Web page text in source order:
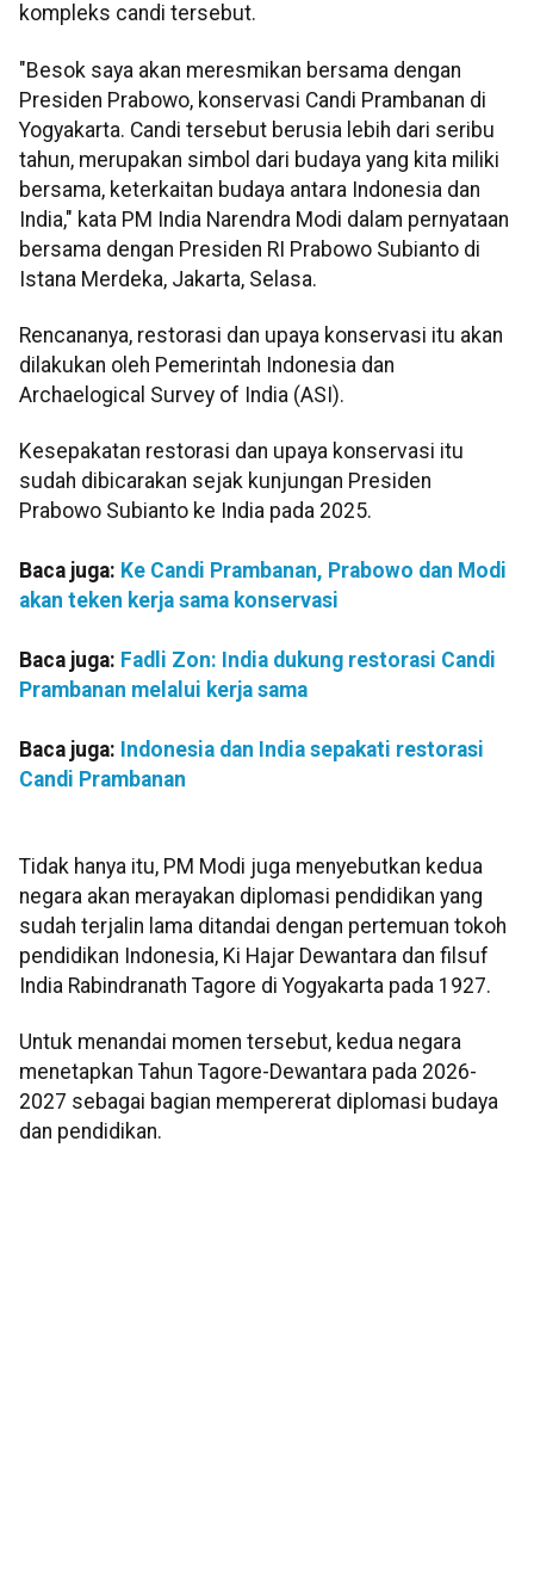
kompleks candi tersebut.
"Besok saya akan meresmikan bersama dengan
Presiden Prabowo, konservasi Candi Prambanan di
Yogyakarta. Candi tersebut berusia lebih dari seribu
tahun, merupakan simbol dari budaya yang kita miliki
bersama, keterkaitan budaya antara Indonesia dan
India," kata PM India Narendra Modi dalam pernyataan
bersama dengan Presiden RI Prabowo Subianto di
Istana Merdeka, Jakarta, Selasa.
Rencananya, restorasi dan upaya konservasi itu akan
dilakukan oleh Pemerintah Indonesia dan
Archaelogical Survey of India (ASI).
Kesepakatan restorasi dan upaya konservasi itu
sudah dibicarakan sejak kunjungan Presiden
Prabowo Subianto ke India pada 2025.
Baca juga: Ke Candi Prambanan, Prabowo dan Modi
akan teken kerja sama konservasi
Baca juga: Fadli Zon: India dukung restorasi Candi
Prambanan melalui kerja sama
Baca juga: Indonesia dan India sepakati restorasi
Candi Prambanan
Tidak hanya itu, PM Modi juga menyebutkan kedua
negara akan merayakan diplomasi pendidikan yang
sudah terjalin lama ditandai dengan pertemuan tokoh
pendidikan Indonesia, Ki Hajar Dewantara dan filsuf
India Rabindranath Tagore di Yogyakarta pada 1927.
Untuk menandai momen tersebut, kedua negara
menetapkan Tahun Tagore-Dewantara pada 2026-
2027 sebagai bagian mempererat diplomasi budaya
dan pendidikan.